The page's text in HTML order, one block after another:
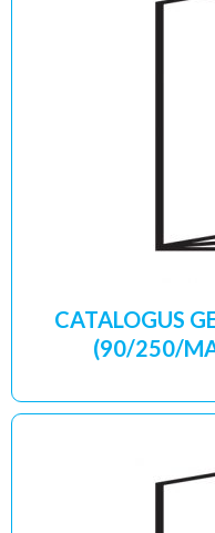
CATALOGUS
(90/250/